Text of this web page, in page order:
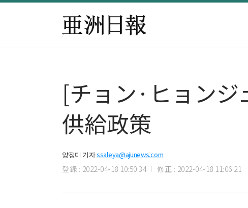
[チョン·ヒョン
供給政策
양정미 기자ssaleya@ajunews.com
登録 : 2022-04-18 10:50:34 修正 : 2022-04-18 11:06:21